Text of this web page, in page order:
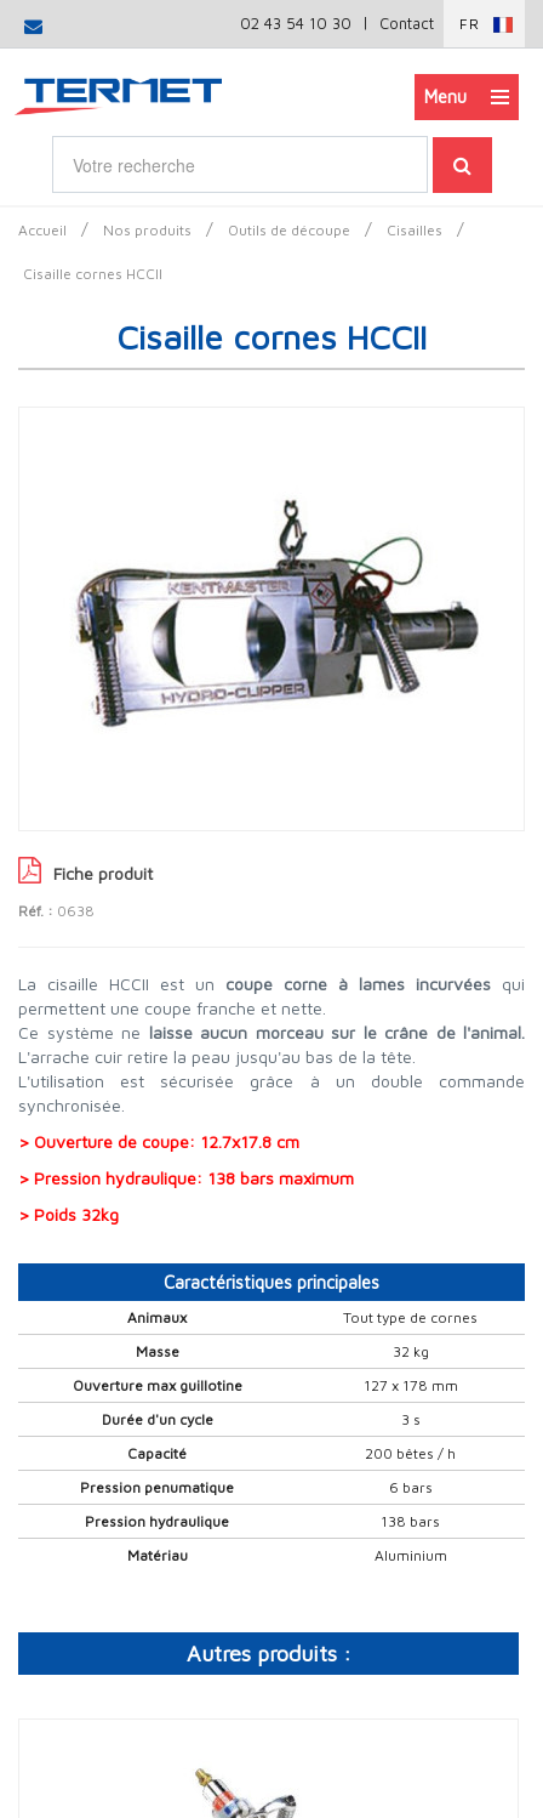
02 43 54 10 30 | Contact FR
Menu
Accueil / Nos produits / Outils de découpe / Cisailles /
Cisaille cornes HCCII
Cisaille cornes HCCII
Fiche produit
Réf. : 0638
La cisaille HCCII est un coupe corne à lames incurvées qui
permettent une coupe franche et nette.
Ce système ne laisse aucun morceau sur le crâne de l'animal.
L'arrache cuir retire la peau jusqu'au bas de la tête.
L'utilisation est sécurisée grâce à un double commande
synchronisée.
> Ouverture de coupe: 12.7x17.8 cm
> Pression hydraulique: 138 bars maximum
> Poids 32kg
Caractéristiques principales
Animaux
Tout type de cornes
Masse
32 kg
Ouverture max guillotine
127 x 178 mm
Durée d'un cycle
3 s
Capacité
200 bêtes / h
Pression penumatique
6 bars
Pression hydraulique
138 bars
Matériau
Aluminium
Autres produits :